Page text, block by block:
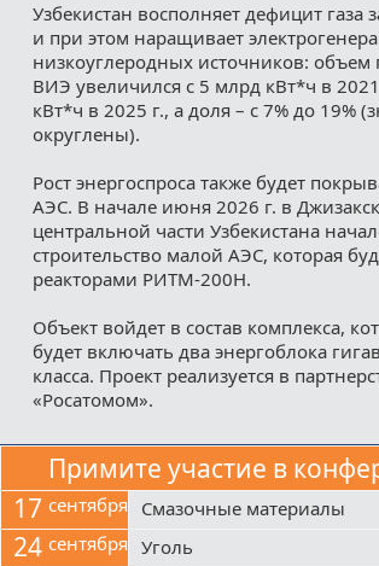
Узбекистан восполняет дефицит газа
и при этом наращивает
низкоуглеродных источников: объем
ВИЭ увеличился с 5 млрд кВт*ч в
кВт*ч в 2025 г., а доля – с 7% до 19%
округлены).
Рост энергоспроса также будет
АЭС. В начале июня 2026 г. в
центральной части Узбекистана
строительство малой АЭС, которая
реакторами РИТМ-200Н.
Объект войдет в состав комплекса,
будет включать два энергоблока
класса. Проект реализуется в
«Росатомом».
Примите участие в
17 сентября Смазочные материалы
24 сентября Уголь